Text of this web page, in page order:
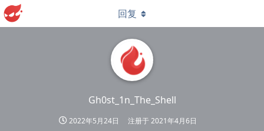
Gh0st_1n_The_Shell
2022年5月24日 注册于2021年4月6日
回复